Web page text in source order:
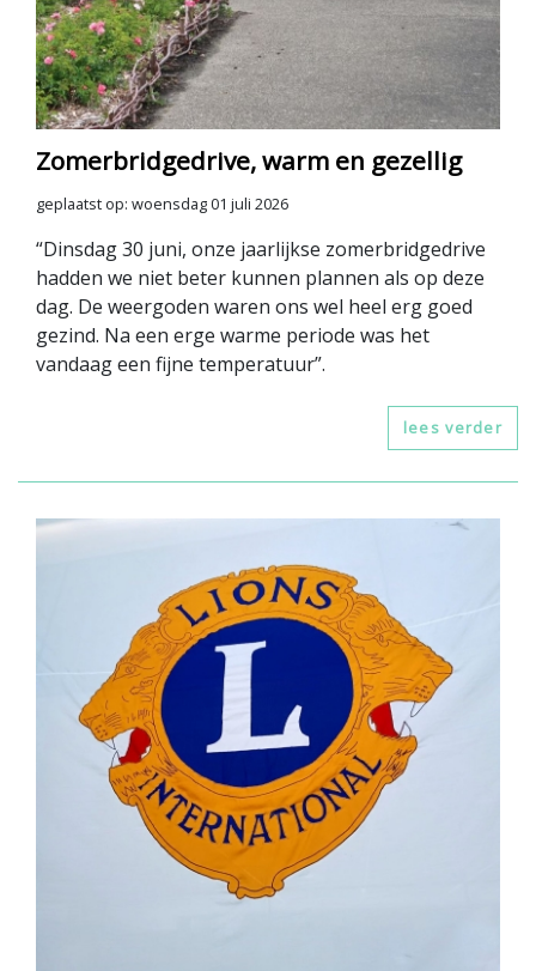
Zomerbridgedrive, warm en gezellig
geplaatst op: woensdag 01 juli 2026
“Dinsdag 30 juni, onze jaarlijkse zomerbridgedrive
hadden we niet beter kunnen plannen als op deze
dag. De weergoden waren ons wel heel erg goed
gezind. Na een erge warme periode was het
vandaag een fijne temperatuur”.
lees verder